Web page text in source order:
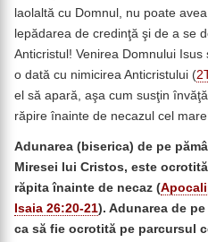
laolaltă cu Domnul, nu poate
lepădarea de credinţă şi de a se
Anticristul! Venirea Domnului
o dată cu nimicirea Anticristului (
el să apară, aşa cum susţin
răpire înainte de necazul cel
Adunarea (biserica) de pe
Miresei lui Cristos, este
răpita înainte de necaz (
Isaia 26:20-21). Adunarea de
ca să fie ocrotită pe parcursul